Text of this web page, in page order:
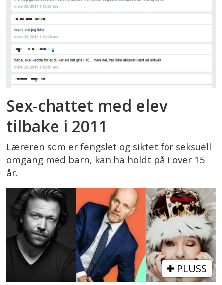
Sex-chattet med elev
tilbake i 2011
Læreren som er fengslet og siktet for seksuell
omgang med barn, kan ha holdt på i over 15
år.
PLUSS